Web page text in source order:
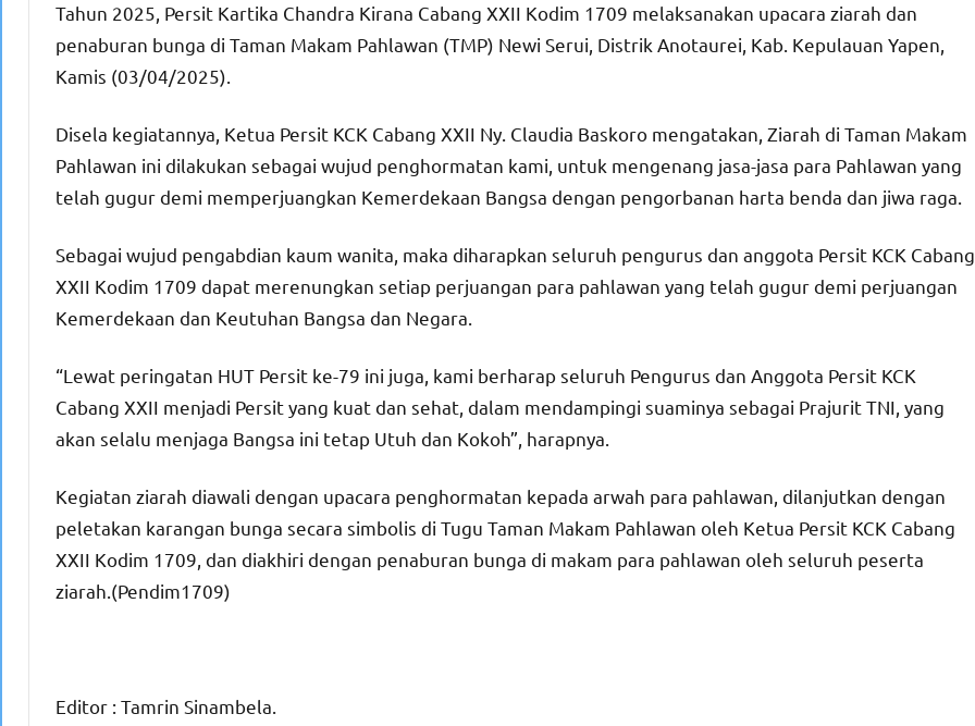
Tahun 2025, Persit Kartika Chandra Kirana Cabang XXII Kodim 1709 melaksanakan upacara ziarah dan
penaburan bunga di Taman Makam Pahlawan (TMP) Newi Serui, Distrik Anotaurei, Kab. Kepulauan Yapen,
Kamis (03/04/2025).
Disela kegiatannya, Ketua Persit KCK Cabang XXII Ny. Claudia Baskoro mengatakan, Ziarah di Taman Makam
Pahlawan ini dilakukan sebagai wujud penghormatan kami, untuk mengenang jasa-jasa para Pahlawan yang
telah gugur demi memperjuangkan Kemerdekaan Bangsa dengan pengorbanan harta benda dan jiwa raga.
Sebagai wujud pengabdian kaum wanita, maka diharapkan seluruh pengurus dan anggota Persit KCK Cabang
XXII Kodim 1709 dapat merenungkan setiap perjuangan para pahlawan yang telah gugur demi perjuangan
Kemerdekaan dan Keutuhan Bangsa dan Negara.
“Lewat peringatan HUT Persit ke-79 ini juga, kami berharap seluruh Pengurus dan Anggota Persit KCK
Cabang XXII menjadi Persit yang kuat dan sehat, dalam mendampingi suaminya sebagai Prajurit TNI, yang
akan selalu menjaga Bangsa ini tetap Utuh dan Kokoh”, harapnya.
Kegiatan ziarah diawali dengan upacara penghormatan kepada arwah para pahlawan, dilanjutkan dengan
peletakan karangan bunga secara simbolis di Tugu Taman Makam Pahlawan oleh Ketua Persit KCK Cabang
XXII Kodim 1709, dan diakhiri dengan penaburan bunga di makam para pahlawan oleh seluruh peserta
ziarah.(Pendim1709)
Editor : Tamrin Sinambela.